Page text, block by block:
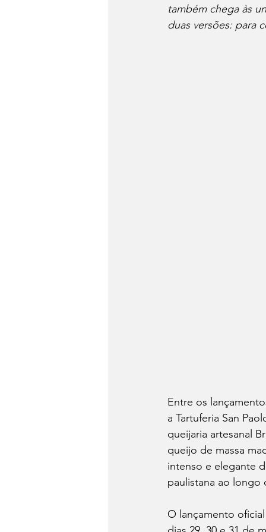
Dia do Fondue Drinks
também chega às
duas versões: para
Entre os
a Tartuferia San
queijaria artesanal
queijo de massa
intenso e elegante
paulistana ao longo
O lançamento